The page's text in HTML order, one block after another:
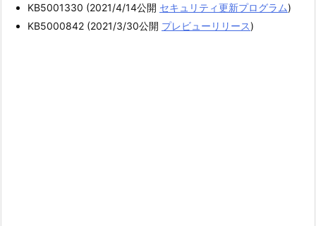
KB5001330 (2021/4/14公開 セキュリティ更新プログラム)
KB5000842 (2021/3/30公開 プレビューリリース)